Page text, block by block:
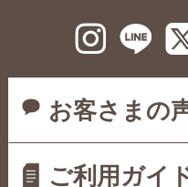
お客さまの
ご利用ガイ